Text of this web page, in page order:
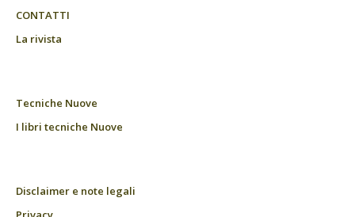
CONTATTI
La rivista
Tecniche Nuove
I libri tecniche Nuove
Disclaimer e note legali